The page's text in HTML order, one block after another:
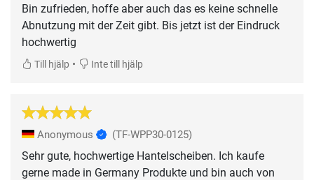
Bin zufrieden, hoffe aber auch das es keine schnelle
Abnutzung mit der Zeit gibt. Bis jetzt ist der Eindruck
hochwertig
Till hjälp • Inte till hjälp
Anonymous (TF-WPP30-0125)
Sehr gute, hochwertige Hantelscheiben. Ich kaufe
gerne made in Germany Produkte und bin auch von